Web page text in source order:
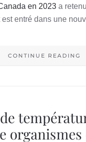
en 2023a
entré dans une
CONTINUE READING